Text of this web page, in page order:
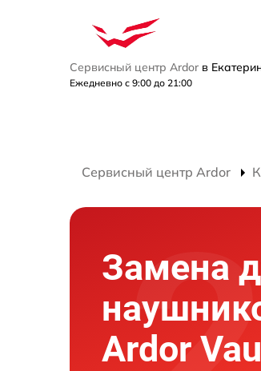
Сервисный центр Ardor в
Ежедневно с 9:00 до 21:00
Сервисный центр Ardor
Замена
Ardor